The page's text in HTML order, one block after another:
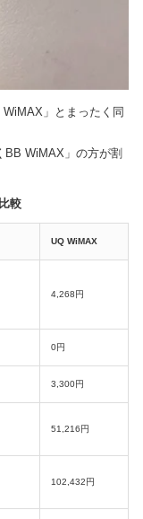
WiMAX」とまったく同
BB WiMAX」の方が割
較
UQ WiMAX
4,268円
0円
3,300円
51,216円
102,432円